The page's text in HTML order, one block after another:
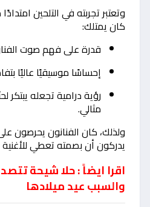
وتعتبر تجربته في التلحين
كان يمتلك:
قدرة على فهم صوت
إحساسًا موسيقيًا عاليًا
رؤية درامية تجعله يبتكر
مثالي.
ولذلك، كان الفنانون يحرصون
يدركون أن بصمته تعطي
اقرا ايضاً : حلا شيحة
والسبب عيد ميلادها